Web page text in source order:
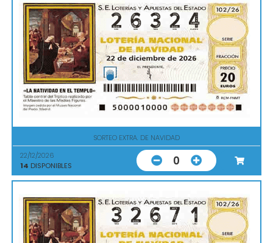
SORTEO EXTRA. DE NAVIDAD
22/12/2026
14 DISPONIBLES 0